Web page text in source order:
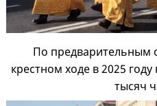
По предварительным
крестном ходе в 2025
тысяч